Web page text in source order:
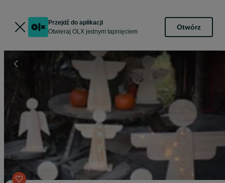
Przejdź do aplikacji
Otwieraj OLX jednym tapnięciem
Otwórz